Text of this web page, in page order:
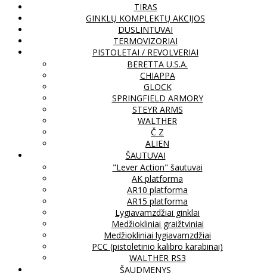
TIRAS
GINKLŲ KOMPLEKTŲ AKCIJOS
DUSLINTUVAI
TERMOVIZORIAI
PISTOLETAI / REVOLVERIAI
BERETTA U.S.A.
CHIAPPA
GLOCK
SPRINGFIELD ARMORY
STEYR ARMS
WALTHER
Č Z
ALIEN
ŠAUTUVAI
"Lever Action" šautuvai
AK platforma
AR10 platforma
AR15 platforma
Lygiavamzdžiai ginklai
Medžiokliniai graižtviniai
Medžiokliniai lygiavamzdžiai
PCC (pistoletinio kalibro karabinai)
WALTHER RS3
ŠAUDMENYS